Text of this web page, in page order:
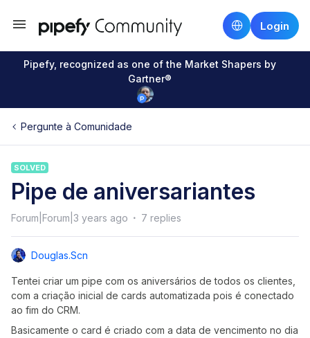
Login
Pipefy, recognized as one of the Market Shapers by
Gartner®
Pergunte à Comunidade
SOLVED
Pipe de aniversariantes
Forum|Forum|3 years ago 7 replies
Douglas.scn
Tentei criar um pipe com os aniversários de todos os clientes,
com a criação inicial de cards automatizada pois é conectado
ao fim do CRM.
Basicamente o card é criado com a data de vencimento no dia